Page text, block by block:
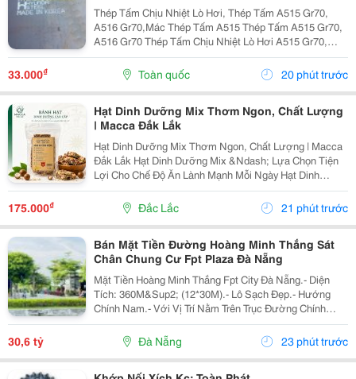
Thép Tấm Chịu Nhiệt Lò Hơi, Thép Tấm A515 Gr70,
A516 Gr70,Mác Thép Tấm A515 Thép Tấm A515 Gr70,
A516 Gr70 Thép Tấm Chịu Nhiệt Lò Hơi A515 Gr70,
A516 Gr70,20Mm,25Mm Thép Tấm Lò Hơi A515 Gr70
Là Loại Thép Hợp Kim Carbon-Silicon Chất Lượng
33.000₫ Toàn quốc 20 phút trước
Hạt Dinh Dưỡng Mix Thơm Ngon, Chất Lượng
| Macca Đắk Lắk
Hạt Dinh Dưỡng Mix Thơm Ngon, Chất Lượng | Macca
Đắk Lắk Hạt Dinh Dưỡng Mix &Ndash; Lựa Chọn Tiện
Lợi Cho Chế Độ Ăn Lành Mạnh Mỗi Ngày Hạt Dinh
Dưỡng Mix Là Sự Kết Hợp Của Nhiều Loại Hạt Giàu
Dưỡng Chất, Mang Đến Hương Vị Thơm Ngon Và Tiện
175.000₫ Đắc Lắc 21 phút trước
Bán Mặt Tiền Đường Hoàng Minh Thắng Sát
Chân Chung Cư Fpt Plaza Đà Nẵng
Mặt Tiền Hoàng Minh Thắng Fpt City Đà Nẵng.- Diện
Tích: 360M&Sup2; (12*30M).- Lô Sạch Đẹp.- Hướng
Chính Nam.- Với Vị Trí Nằm Trên Trục Đường Chính
Thông Từ Sân Bay Quốc Tế Đà Nẵng Ra Đến Bãi Tắm
Tân Trà. Là Một Trong Những Tuyến Đường Huyết Mạch
30,6 tỷ Đà Nẵng 23 phút trước